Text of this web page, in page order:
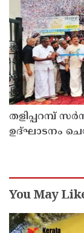
തളിപ്പറമ്പ്
ഉദ്ഘാടനം
You May